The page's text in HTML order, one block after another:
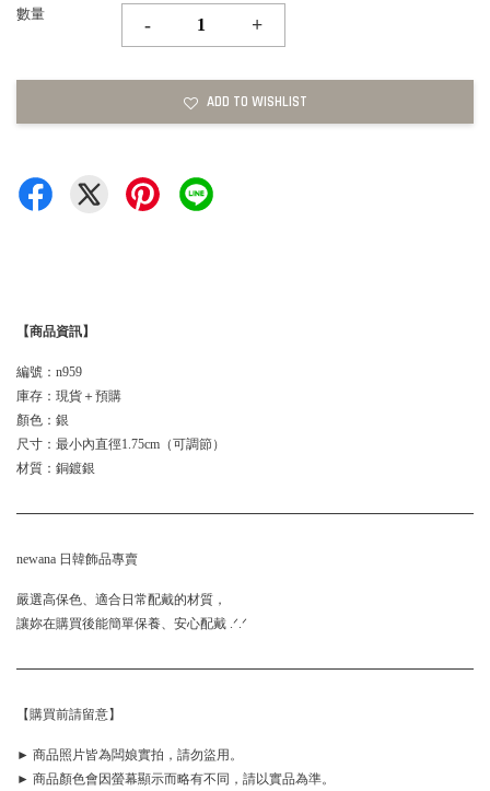
數量
- +
ADD TO WISHLIST
【商品資訊】
編號：n959
庫存：現貨＋預購
顏色：銀
尺寸：最小內直徑1.75cm（可調節）
材質：銅鍍銀
newana 日韓飾品專賣
嚴選高保色、適合日常配戴的材質，
讓妳在購買後能簡單保養、安心配戴 .ᐟ.ᐟ
【購買前請留意】
► 商品照片皆為闆娘實拍，請勿盜用。
► 商品顏色會因螢幕顯示而略有不同，請以實品為準。